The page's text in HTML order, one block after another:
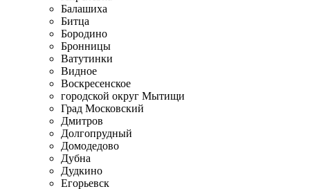
Балашиха
Битца
Бородино
Бронницы
Ватутинки
Видное
Воскресенское
городской округ Мытищи
Град Московский
Дмитров
Долгопрудный
Домодедово
Дубна
Дудкино
Егорьевск